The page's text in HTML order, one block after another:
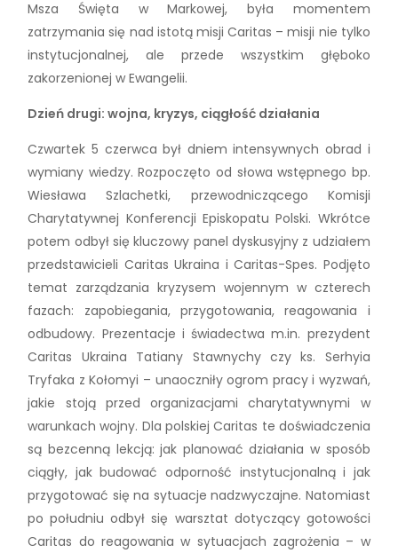
Msza Święta w Markowej, była momentem
zatrzymania się nad istotą misji Caritas – misji nie tylko
instytucjonalnej, ale przede wszystkim głęboko
zakorzenionej w Ewangelii.
Dzień drugi: wojna, kryzys, ciągłość działania
Czwartek 5 czerwca był dniem intensywnych obrad i
wymiany wiedzy. Rozpoczęto od słowa wstępnego bp.
Wiesława Szlachetki, przewodniczącego Komisji
Charytatywnej Konferencji Episkopatu Polski. Wkrótce
potem odbył się kluczowy panel dyskusyjny z udziałem
przedstawicieli Caritas Ukraina i Caritas-Spes. Podjęto
temat zarządzania kryzysem wojennym w czterech
fazach: zapobiegania, przygotowania, reagowania i
odbudowy. Prezentacje i świadectwa m.in. prezydent
Caritas Ukraina Tatiany Stawnychy czy ks. Serhyia
Tryfaka z Kołomyi – unaoczniły ogrom pracy i wyzwań,
jakie stoją przed organizacjami charytatywnymi w
warunkach wojny. Dla polskiej Caritas te doświadczenia
są bezcenną lekcją: jak planować działania w sposób
ciągły, jak budować odporność instytucjonalną i jak
przygotować się na sytuacje nadzwyczajne. Natomiast
po południu odbył się warsztat dotyczący gotowości
Caritas do reagowania w sytuacjach zagrożenia – w